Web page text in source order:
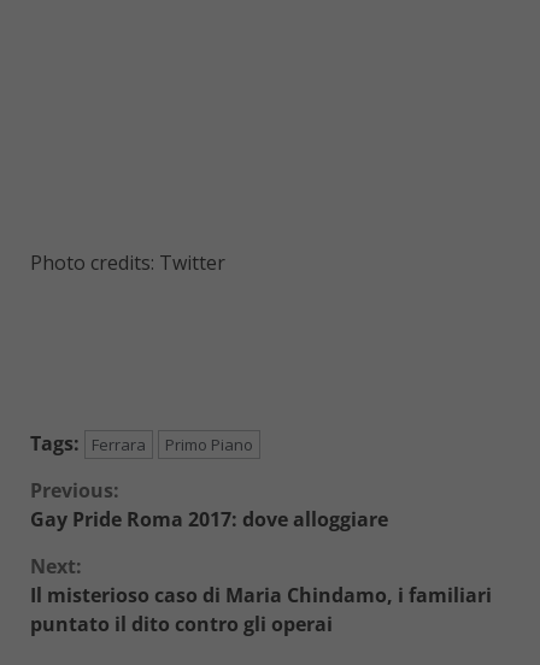
Photo credits: Twitter
Tags: Ferrara Primo Piano
Continue
Reading
Previous:
Gay Pride Roma 2017: dove alloggiare
Next:
Il misterioso caso di Maria Chindamo, i familiari
puntato il dito contro gli operai